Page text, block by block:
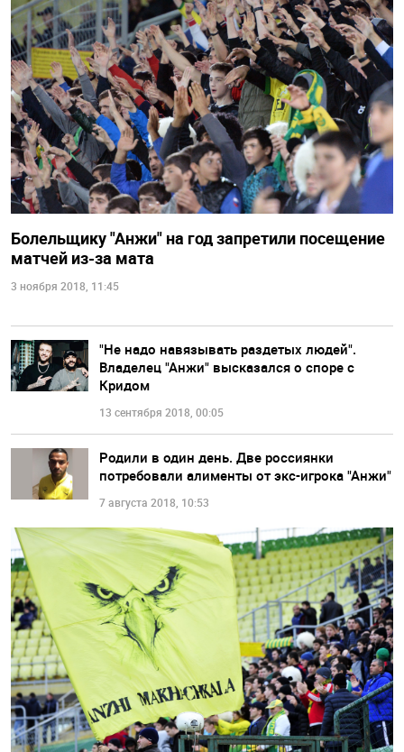
Болельщику "Анжи" на год запретили посещение
матчей из-за мата
3 ноября 2018, 11:45
"Не надо навязывать раздетых людей".
Владелец "Анжи" высказался о споре с
Кридом
13 сентября 2018, 00:05
Родили в один день. Две россиянки
потребовали алименты от экс-игрока "Анжи"
7 августа 2018, 10:53